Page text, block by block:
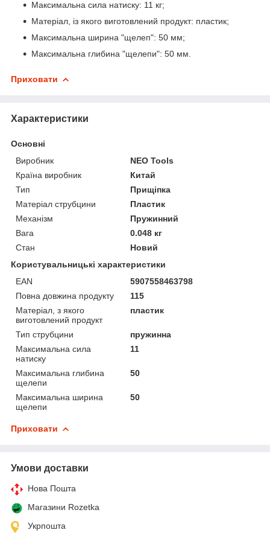
Максимальна сила натиску: 11 кг;
Матеріал, із якого виготовлений продукт: пластик;
Максимальна ширина "щелеп": 50 мм;
Максимальна глибина "щелепи": 50 мм.
Приховати
Характеристики
Основні
Виробник
NEO Tools
Країна виробник
Китай
Тип
Прищіпка
Матеріал струбцини
Пластик
Механізм
Пружинний
Вага
0.048 кг
Стан
Новий
Користувальницькі характеристики
EAN
5907558463798
Повна довжина продукту
115
Матеріал, з якого
виготовлений продукт
пластик
Тип струбцини
пружинна
Максимальна сила
натиску
11
Максимальна глибина
щелепи
50
Максимальна ширина
щелепи
50
Приховати
Умови доставки
Нова Пошта
Магазини Rozetka
Укрпошта